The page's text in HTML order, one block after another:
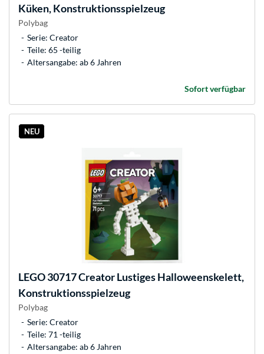
Küken, Konstruktionsspielzeug
Polybag
Serie: Creator
Teile: 65 -teilig
Altersangabe: ab 6 Jahren
Sofort verfügbar
NEU
LEGO30717 Creator Lustiges Halloweenskelett,
Konstruktionsspielzeug
Polybag
Serie: Creator
Teile: 71 -teilig
Altersangabe: ab 6 Jahren